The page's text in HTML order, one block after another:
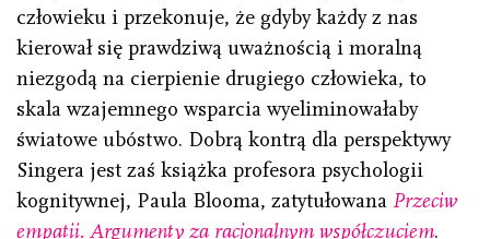
człowieku i przekonuje, że gdyby każdy z nas
kierował się prawdziwą uważnością i moralną
niezgodą na cierpienie drugiego człowieka, to
skala wzajemnego wsparcia wyeliminowałaby
światowe ubóstwo. Dobrą kontrą dla perspektywy
Singera jest zaś książka profesora psychologii
kognitywnej, Paula Blooma, zatytułowana Przeciw
empatii. Argumenty za racjonalnym współczuciem.